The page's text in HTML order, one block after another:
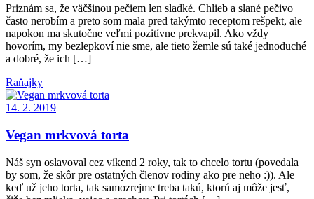
Priznám sa, že väčšinou pečiem len sladké. Chlieb a slané pečivo
často nerobím a preto som mala pred takýmto receptom rešpekt, ale
napokon ma skutočne veľmi pozitívne prekvapil. Ako vždy
hovorím, my bezlepkoví nie sme, ale tieto žemle sú také jednoduché
a dobré, že ich […]
Raňajky
14. 2. 2019
Vegan mrkvová torta
Náš syn oslavoval cez víkend 2 roky, tak to chcelo tortu (povedala
by som, že skôr pre ostatných členov rodiny ako pre neho :)). Ale
keď už jeho torta, tak samozrejme treba takú, ktorú aj môže jesť,